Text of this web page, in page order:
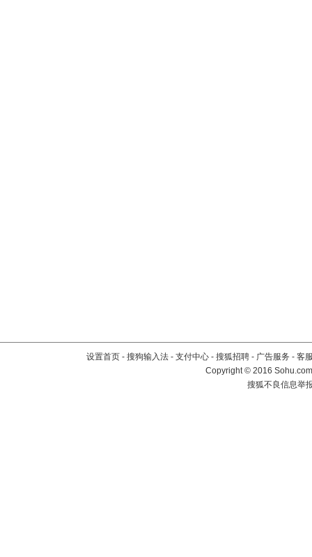
设置首页 - 搜狗输入法 - 支付中心 - 搜狐招聘 - 广告服务 - 客
Copyright©2016
搜狐不良信息举